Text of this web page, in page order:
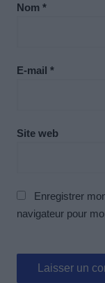
Nom *
E-mail *
Site web
Enregistrer
navigateur pour